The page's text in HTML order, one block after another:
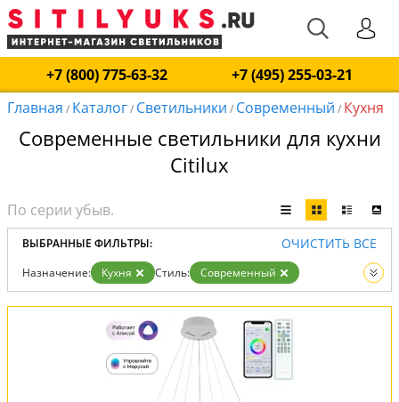
+7 (800) 775-63-32
+7 (495) 255-03-21
Главная / Каталог/ Светильники / Современный / Кухня
Современные светильники для кухни
Citilux
ВЫБРАННЫЕ ФИЛЬТРЫ: ОЧИСТИТЬ ВСЕ
Назначение: Кухня Стиль:
Современный
Вид:
Светильники